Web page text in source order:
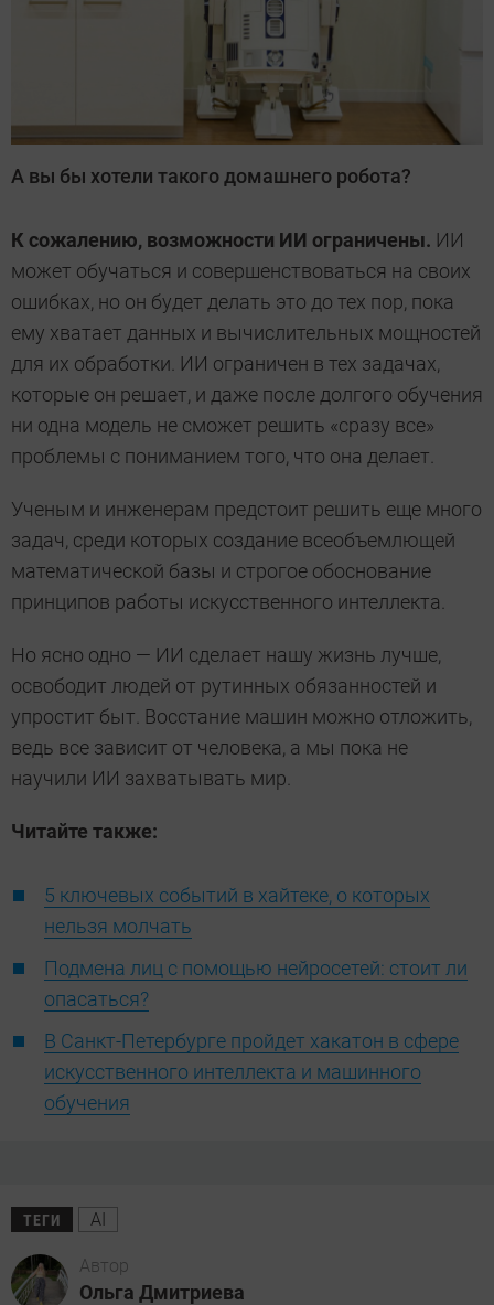
А вы бы хотели такого домашнего робота?
К сожалению, возможности ИИ ограничены. ИИ
может обучаться и совершенствоваться на своих
ошибках, но он будет делать это до тех пор, пока
ему хватает данных и вычислительных мощностей
для их обработки. ИИ ограничен в тех задачах,
которые он решает, и даже после долгого обучения
ни одна модель не сможет решить «сразу все»
проблемы с пониманием того, что она делает.
Ученым и инженерам предстоит решить еще много
задач, среди которых создание всеобъемлющей
математической базы и строгое обоснование
принципов работы искусственного интеллекта.
Но ясно одно — ИИ сделает нашу жизнь лучше,
освободит людей от рутинных обязанностей и
упростит быт. Восстание машин можно отложить,
ведь все зависит от человека, а мы пока не
научили ИИ захватывать мир.
Читайте также:
5 ключевых событий в хайтеке, о которых
нельзя молчать
Подмена лиц с помощью нейросетей: стоит ли
опасаться?
В Санкт-Петербурге пройдет хакатон в сфере
искусственного интеллекта и машинного
обучения
ТЕГИ AI
Автор
Ольга Дмитриева